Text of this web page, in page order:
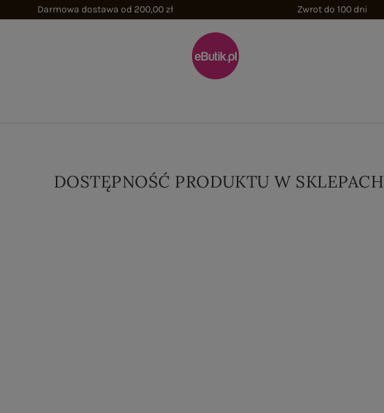
Darmowa dostawa od 200,00 zł Zwrot do 100 dni
DOSTĘPNOŚĆ PRODUKTU W SKLEPACH